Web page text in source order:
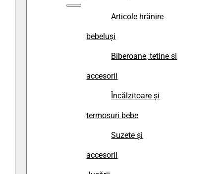
Articole hrănire
bebeluși
Biberoane, tetine si
accesorii
Încălzitoare și
termosuri bebe
Suzete și
accesorii